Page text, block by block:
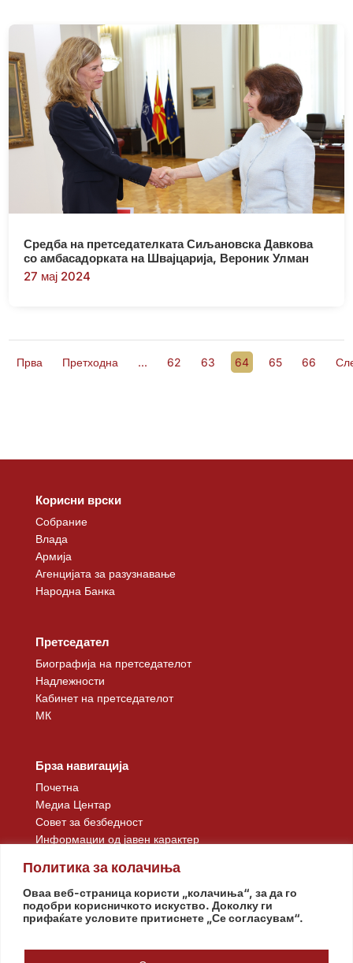
Политика за колачиња
Оваа веб-страница користи „колачиња“, за да го
подобри корисничкото искуство. Доколку ги
прифаќате условите притиснете „Се согласувам“.
Средба на претседателката Сиљановска Давкова
со амбасадорката на Швајцарија, Вероник Улман
27 мај 2024
Прва Претходна ... 62 63 64 65 66
Корисни врски
Собрание
Влада
Армија
Агенцијата за разузнавање
Народна Банка
Претседател
Биографија на претседателот
Надлежности
Кабинет на претседателот
МК
Брза навигација
Почетна
Медиа Центар
Совет за безбедност
Информации од јавен карактер